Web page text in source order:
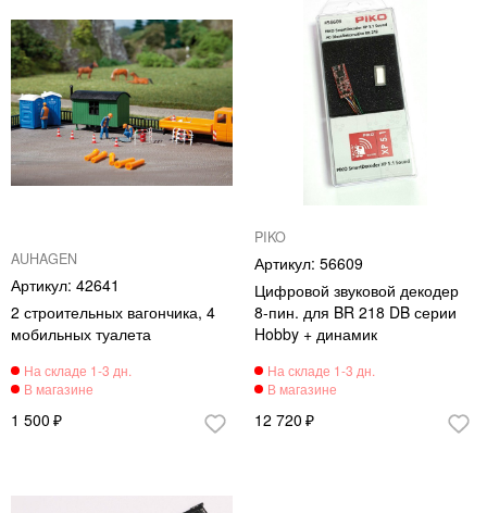
AUHAGEN
42641
2 строительных вагончика, 4
мобильных туалета
1 500
PIKO
56609
Цифровой звуковой декодер
8-пин. для BR 218 DB серии
Hobby + динамик
12 720